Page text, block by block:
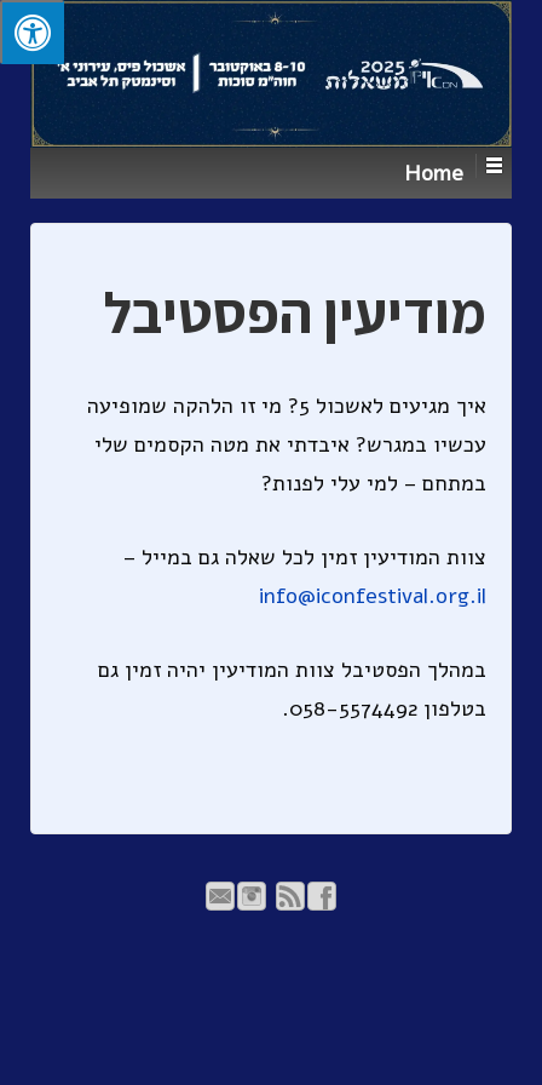
TO
CONTENT
Home
מודיעין הפסטיבל
איך מגיעים לאשכול 5? מי זו הלהקה שמופיעה
עכשיו במגרש? איבדתי את מטה הקסמים שלי
במתחם – למי עלי לפנות?
צוות המודיעין זמין לכל שאלה גם במייל –
info@iconfestival.org.il
במהלך הפסטיבל צוות המודיעין יהיה זמין גם
בטלפון 058-5574492.